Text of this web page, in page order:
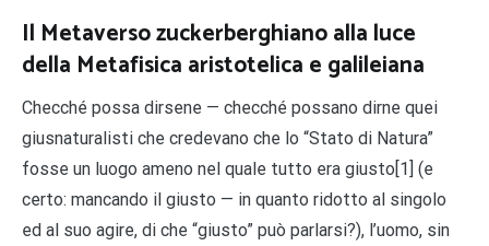
Il Metaverso zuckerberghiano alla luce
della Metafisica aristotelica e galileiana
Checché possa dirsene — checché possano dirne quei
giusnaturalisti che credevano che lo “Stato di Natura”
fosse un luogo ameno nel quale tutto era giusto[1] (e
certo: mancando il giusto — in quanto ridotto al singolo
ed al suo agire, di che “giusto” può parlarsi?), l’uomo, sin